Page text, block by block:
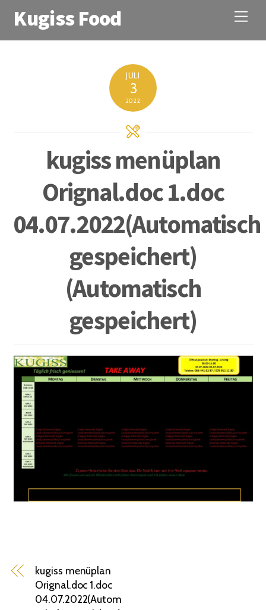
M
e
Kugiss Food
JULI
3
2022
kugiss menüplan
Orignal.doc 1.doc
04.07.2022(Automatisch
gespeichert)
(Automatisch
gespeichert)
kugiss menüplan
Orignal.doc 1.doc
04.07.2022(Autom